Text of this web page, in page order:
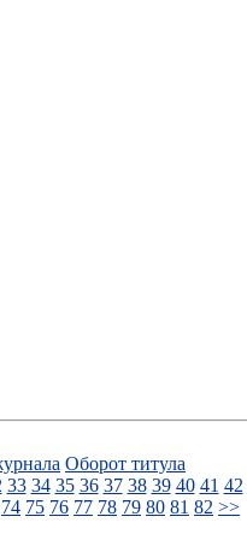
Оборот титула
33 34 35 36 37 38 39 40 41 42
74 75 76 77 78 79 80 81 82 >>